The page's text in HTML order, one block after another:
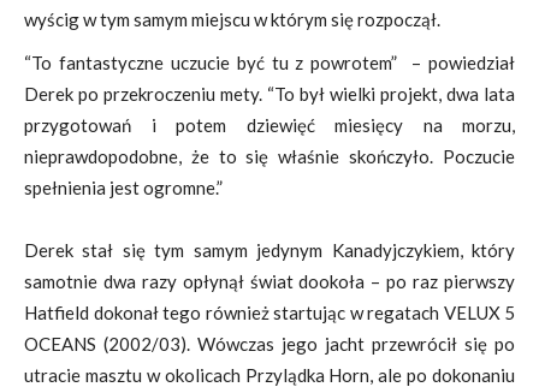
wyścig w tym samym miejscu w którym się rozpoczął.
“To fantastyczne uczucie być tu z powrotem” – powiedział
Derek po przekroczeniu mety. “To był wielki projekt, dwa lata
przygotowań i potem dziewięć miesięcy na morzu,
nieprawdopodobne, że to się właśnie skończyło. Poczucie
spełnienia jest ogromne.”
Derek stał się tym samym jedynym Kanadyjczykiem, który
samotnie dwa razy opłynął świat dookoła – po raz pierwszy
Hatfield dokonał tego również startując w regatach VELUX 5
OCEANS (2002/03). Wówczas jego jacht przewrócił się po
utracie masztu w okolicach Przylądka Horn, ale po dokonaniu